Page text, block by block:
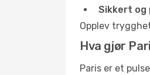
Sikkert og
Opplev
Hva gjør
Paris er et